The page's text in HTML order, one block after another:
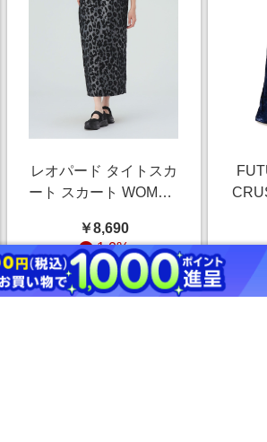
レオパード タイトスカ
ート スカート WOMEN
￥8,690
1.0%
ストアにすすむ